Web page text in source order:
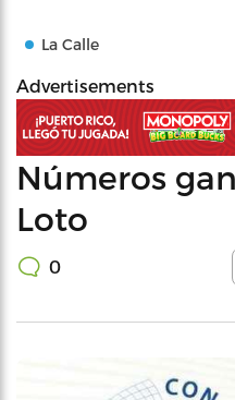
La Calle
Advertisements
Números
Loto
0